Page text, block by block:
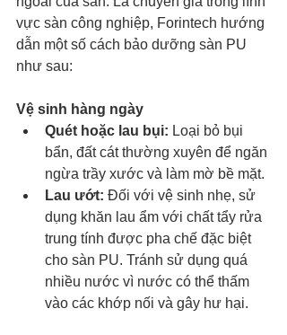
vực sàn công nghiệp, Forintech hướng
dẫn một số cách bảo dưỡng sàn PU
như sau:
Vệ sinh hàng ngày
Quét hoặc lau bụi: Loại bỏ bụi
bẩn, đất cát thường xuyên để ngăn
ngừa trầy xước và làm mờ bề mặt.
Lau ướt: Đối với vệ sinh nhẹ, sử
dụng khăn lau ẩm với chất tẩy rửa
trung tính được pha chế đặc biệt
cho sàn PU. Tránh sử dụng quá
nhiều nước vì nước có thể thấm
vào các khớp nối và gây hư hại.